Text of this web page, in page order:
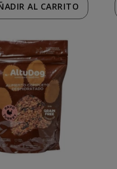
AL CARRITO